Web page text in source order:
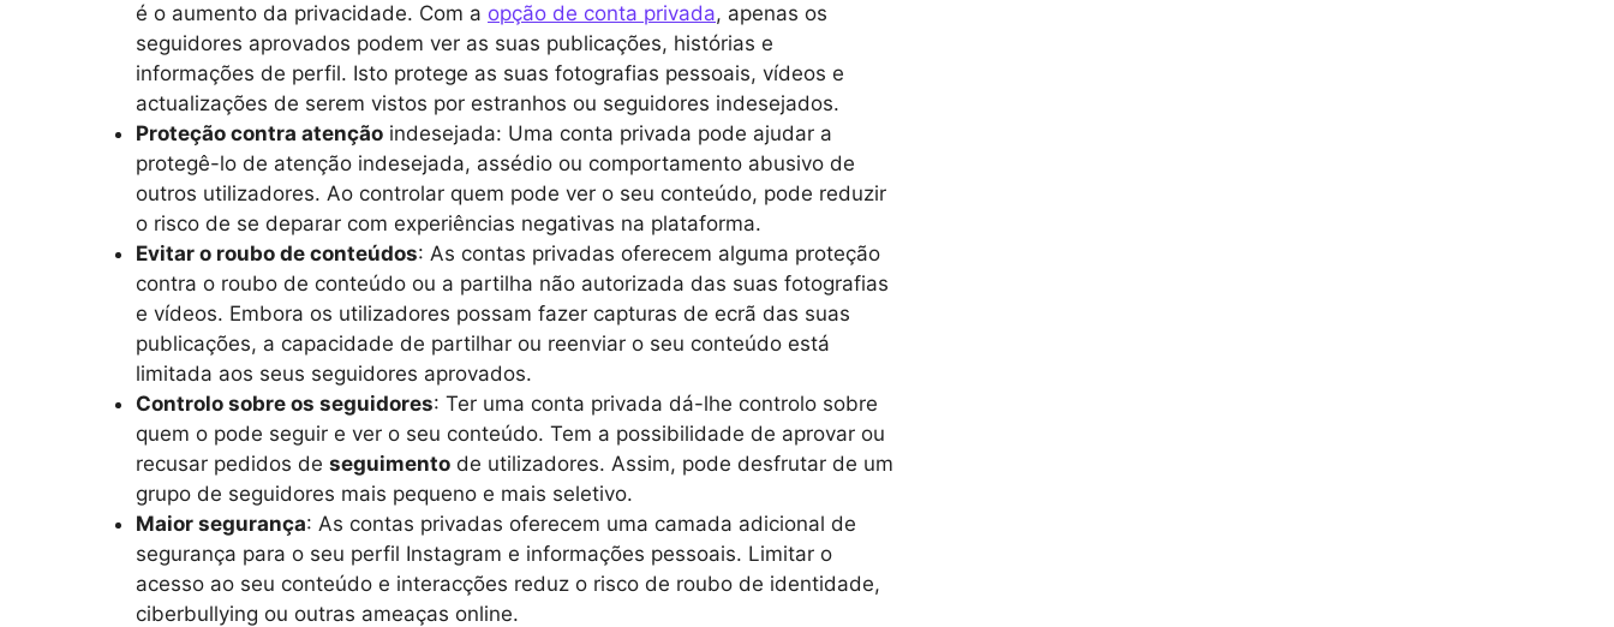
é o aumento da privacidade. Com a opção de conta privada, apenas os
seguidores aprovados podem ver as suas publicações, histórias e
informações de perfil. Isto protege as suas fotografias pessoais, vídeos e
actualizações de serem vistos por estranhos ou seguidores indesejados.
Proteção contra atenção indesejada: Uma conta privada pode ajudar a
protegê-lo de atenção indesejada, assédio ou comportamento abusivo de
outros utilizadores. Ao controlar quem pode ver o seu conteúdo, pode reduzir
o risco de se deparar com experiências negativas na plataforma.
Evitar o roubo de conteúdos: As contas privadas oferecem alguma proteção
contra o roubo de conteúdo ou a partilha não autorizada das suas fotografias
e vídeos. Embora os utilizadores possam fazer capturas de ecrã das suas
publicações, a capacidade de partilhar ou reenviar o seu conteúdo está
limitada aos seus seguidores aprovados.
Controlo sobre os seguidores: Ter uma conta privada dá-lhe controlo sobre
quem o pode seguir e ver o seu conteúdo. Tem a possibilidade de aprovar ou
recusar pedidos de seguimento de utilizadores. Assim, pode desfrutar de um
grupo de seguidores mais pequeno e mais seletivo.
Maior segurança: As contas privadas oferecem uma camada adicional de
segurança para o seu perfil Instagram e informações pessoais. Limitar o
acesso ao seu conteúdo e interacções reduz o risco de roubo de identidade,
ciberbullying ou outras ameaças online.